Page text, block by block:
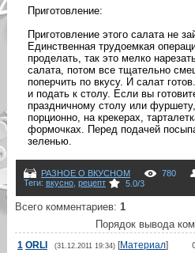
Приготовление:
Приготовление этого салата не
Единственная трудоемкая
проделать, так это мелко
салата, потом все тщательно
поперчить по вкусу. И салат
и подать к столу. Если вы
праздничному столу или
порционно, на крекерах,
формочках. Перед подачей
зеленью.
РАЗНОЕ О ВКУСНОМ 780
Теги: вкусно, рецепт 5.0/3
Всего комментариев: 1
Порядок вывода
1 ORLI (31.12.2011 19:34)[Материал]